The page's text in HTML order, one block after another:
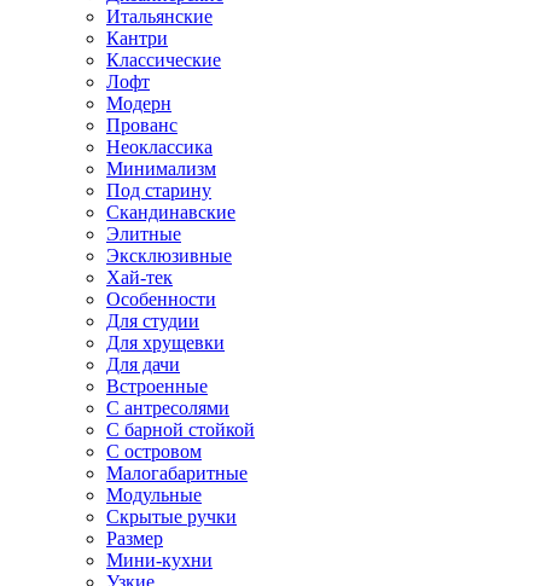
Итальянские
Кантри
Классические
Лофт
Модерн
Прованс
Неоклассика
Минимализм
Под старину
Скандинавские
Элитные
Эксклюзивные
Хай-тек
Особенности
Для студии
Для хрущевки
Для дачи
Встроенные
С антресолями
С барной стойкой
С островом
Малогабаритные
Модульные
Скрытые ручки
Размер
Мини-кухни
Узкие